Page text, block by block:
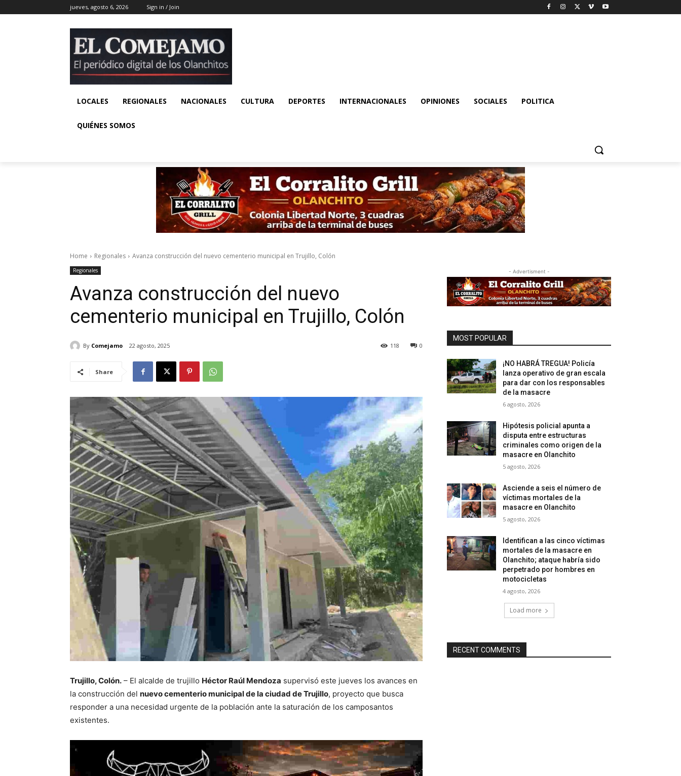
jueves, agosto 6, 2026 Sign in / Join
LOCALES REGIONALES NACIONALES CULTURA DEPORTES INTERNACIONALES OPINIONES SOCIALES POLITICA
QUIÉNES SOMOS
Home Regionales Avanza construcción del nuevo cementerio municipal en Trujillo, Colón
Regionales
Avanza construcción del nuevo
cementerio municipal en Trujillo, Colón
By Comejamo 22 agosto, 2025 0
118
Share
Trujillo, Colón. – El alcalde de trujillo Héctor Raúl Mendoza supervisó este jueves los avances en
la construcción del nuevo cementerio municipal de la ciudad de Trujillo, proyecto que busca
responder a una necesidad urgente de la población ante la saturación de los camposantos
existentes.
- Advertisment -
MOST POPULAR
¡NO HABRÁ TREGUA! Policía
lanza operativo de gran escala
para dar con los responsables
de la masacre
6 agosto, 2026
Hipótesis policial apunta a
disputa entre estructuras
criminales como origen de la
masacre en Olanchito
5 agosto, 2026
Asciende a seis el número de
víctimas mortales de la
masacre en Olanchito
5 agosto, 2026
Identifican a las cinco víctimas
mortales de la masacre en
Olanchito; ataque habría sido
perpetrado por hombres en
motocicletas
4 agosto, 2026
Load more
RECENT COMMENTS